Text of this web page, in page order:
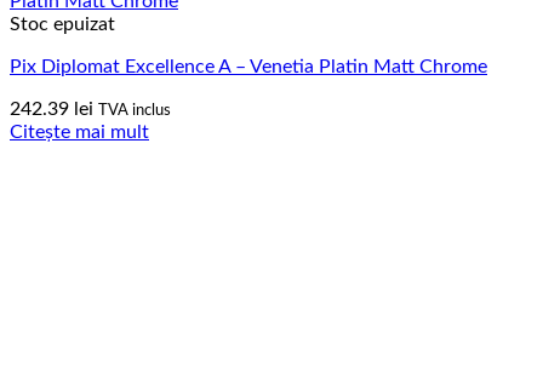
Stoc epuizat
Pix Diplomat Excellence A – Venetia Platin Matt Chrome
242.39 lei TVA inclus
Citește mai mult